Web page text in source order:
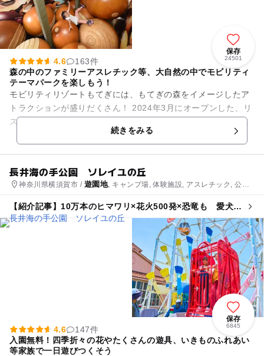
保存
24501
4.6
163件
森の中のファミリーアスレチック等、大自然の中でモビリティ
テーマパークを楽しもう！
モビリティリゾートもてぎには、もてぎの森をイメージしたア
トラクションが盛りだくさん！ 2024年3月にオープンした、リ
スになりきって森の中での暮らしを体験できる「空のアスレチ
続きをみる
長井海の手公園 ソレイユの丘
神奈川県横須賀市 / 遊園地, キャンプ場, 体験施設, アスレチック, 公
【紹介記事】10万本のヒマワリ×花火500発×恐竜も 愛犬
OK！ソレイユの丘で夏の大型イベント
保存
6845
4.6
147件
入園無料！四季折々の花やたくさんの遊具、いきものふれあい
等家族で一日遊びつくそう